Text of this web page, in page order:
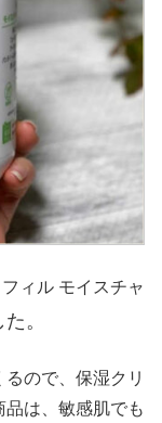
ィル モイスチャ
。
ので、保湿クリ
は、敏感肌でも